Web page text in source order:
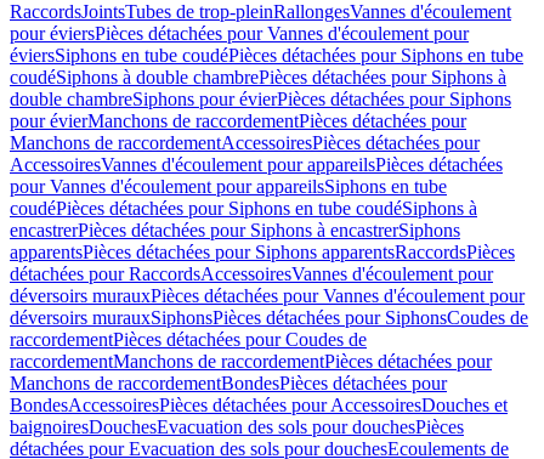
RaccordsJointsTubes de trop-pleinRallongesVannes d'écoulement
pour éviersPièces détachées pour Vannes d'écoulement pour
éviersSiphons en tube coudéPièces détachées pour Siphons en tube
coudéSiphons à double chambrePièces détachées pour Siphons à
double chambreSiphons pour évierPièces détachées pour Siphons
pour évierManchons de raccordementPièces détachées pour
Manchons de raccordementAccessoiresPièces détachées pour
AccessoiresVannes d'écoulement pour appareilsPièces détachées
pour Vannes d'écoulement pour appareilsSiphons en tube
coudéPièces détachées pour Siphons en tube coudéSiphons à
encastrerPièces détachées pour Siphons à encastrerSiphons
apparentsPièces détachées pour Siphons apparentsRaccordsPièces
détachées pour RaccordsAccessoiresVannes d'écoulement pour
déversoirs murauxPièces détachées pour Vannes d'écoulement pour
déversoirs murauxSiphonsPièces détachées pour SiphonsCoudes de
raccordementPièces détachées pour Coudes de
raccordementManchons de raccordementPièces détachées pour
Manchons de raccordementBondesPièces détachées pour
BondesAccessoiresPièces détachées pour AccessoiresDouches et
baignoiresDouchesEvacuation des sols pour douchesPièces
détachées pour Evacuation des sols pour douchesEcoulements de